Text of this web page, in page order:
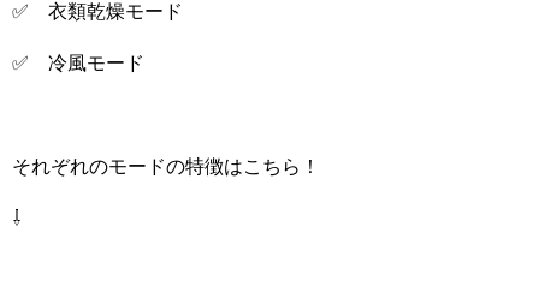
✅ 衣類乾燥モード
✅ 冷風モード
それぞれのモードの特徴はこちら！
⇩